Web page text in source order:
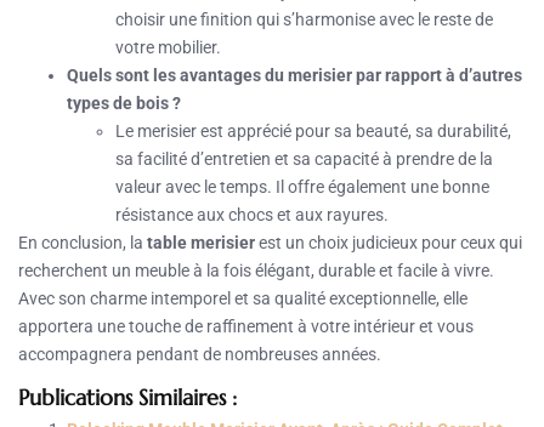
choisir une finition qui s’harmonise avec le reste de
votre mobilier.
Quels sont les avantages du merisier par rapport à d’autres
types de bois ?
Le merisier est apprécié pour sa beauté, sa durabilité,
sa facilité d’entretien et sa capacité à prendre de la
valeur avec le temps. Il offre également une bonne
résistance aux chocs et aux rayures.
En conclusion, la table merisierest un choix judicieux pour ceux qui
recherchent un meuble à la fois élégant, durable et facile à vivre.
Avec son charme intemporel et sa qualité exceptionnelle, elle
apportera une touche de raffinement à votre intérieur et vous
accompagnera pendant de nombreuses années.
Publications Similaires :